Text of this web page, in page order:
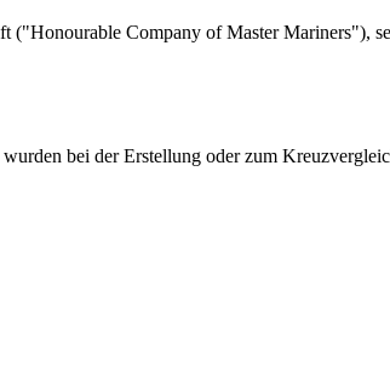
("Honourable Company of Master Mariners"),
bei der Erstellung oder zum